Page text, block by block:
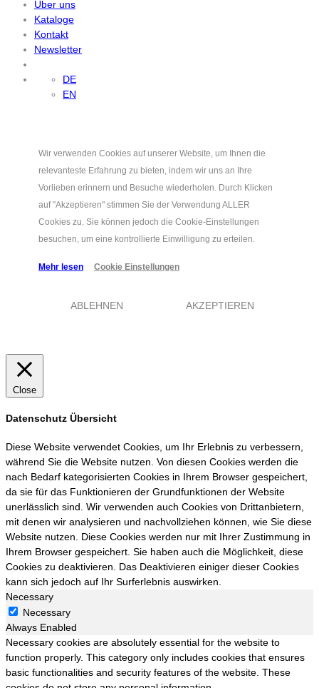
Über uns
Kataloge
Kontakt
Newsletter
DE
EN
Wir verwenden Cookies auf unserer Website, um Ihnen die
relevanteste Erfahrung zu bieten, indem wir uns an Ihre
Vorlieben erinnern und Besuche wiederholen. Durch Klicken
auf "Akzeptieren" stimmen Sie der Verwendung ALLER
Cookies zu. Sie können jedoch die Cookie-Einstellungen
besuchen, um eine kontrollierte Einwilligung zu erteilen.
Mehr lesen Cookie Einstellungen
ABLEHNEN AKZEPTIEREN
Close
Datenschutz Übersicht
Diese Website verwendet Cookies, um Ihr Erlebnis zu verbessern,
während Sie die Website nutzen. Von diesen Cookies werden die
nach Bedarf kategorisierten Cookies in Ihrem Browser gespeichert,
da sie für das Funktionieren der Grundfunktionen der Website
unerlässlich sind. Wir verwenden auch Cookies von Drittanbietern,
mit denen wir analysieren und nachvollziehen können, wie Sie diese
Website nutzen. Diese Cookies werden nur mit Ihrer Zustimmung in
Ihrem Browser gespeichert. Sie haben auch die Möglichkeit, diese
Cookies zu deaktivieren. Das Deaktivieren einiger dieser Cookies
kann sich jedoch auf Ihr Surferlebnis auswirken.
Necessary
Necessary
Always Enabled
Necessary cookies are absolutely essential for the website to
function properly. This category only includes cookies that ensures
basic functionalities and security features of the website. These